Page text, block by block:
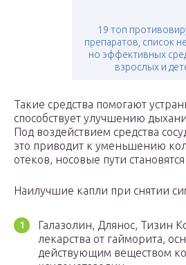
19 топ
препаратов, список
но эффективных
взрослых и
Такие средства помогают
способствует улучшению
Под воздействием средства
это приводит к уменьшению
отеков, носовые пути
Наилучшие капли при снятии
Галазолин, Длянос, Тизин
лекарства от гайморита,
действующим веществом